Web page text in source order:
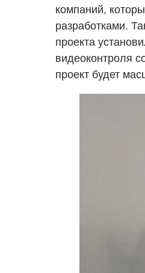
компаний,
разработками.
проекта
видеоконтроля
проект будет